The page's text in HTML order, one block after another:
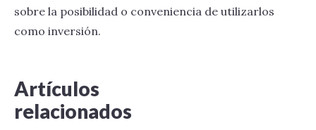
sobre la posibilidad o conveniencia de utilizarlos
como inversión.
Artículos
relacionados